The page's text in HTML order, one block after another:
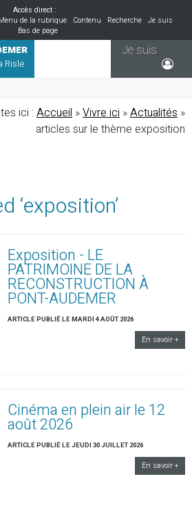
Accès direct :
de la rubrique Contenu Recherche
Je suis
Bas de page
Risle
Je suis
ici : Accueil »Vivre ici »Actualités »
articles sur le thème exposition
‘exposition’
Exposition - LE
PATRIMOINE DE LA
RECONSTRUCTION À
PONT-AUDEMER
ARTICLE PUBLIÉ LE MARDI 4 AOÛT 2026
En savoir +
Cinéma en plein air le 12
août 2026
ARTICLE PUBLIÉ LE JEUDI 30 JUILLET 2026
En savoir +